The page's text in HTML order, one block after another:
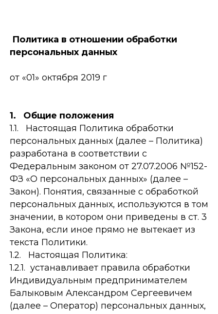
Политика в отношении обработки
персональных данных
от «01» октября 2019 г
1. Общие положения
1.1. Настоящая Политика обработки
персональных данных (далее – Политика)
разработана в соответствии с
Федеральным законом от 27.07.2006 №152-
ФЗ «О персональных данных» (далее –
Закон). Понятия, связанные с обработкой
персональных данных, используются в том
значении, в котором они приведены в ст. 3
Закона, если иное прямо не вытекает из
текста Политики.
1.2. Настоящая Политика:
1.2.1. устанавливает правила обработки
Индивидуальным предпринимателем
Балыковым Александром Сергеевичем
(далее – Оператор) персональных данных,